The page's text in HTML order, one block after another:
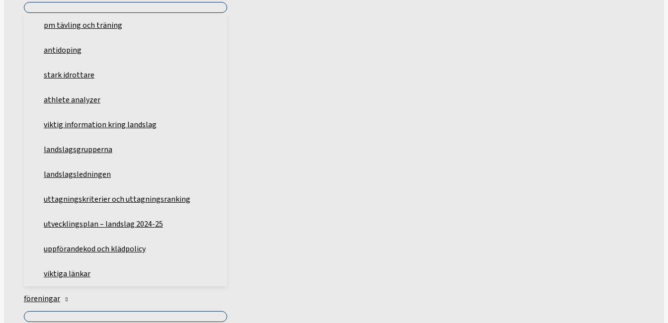
pm tävling och träning
antidoping
stark idrottare
athlete analyzer
viktig information kring landslag
landslagsgrupperna
landslagsledningen
uttagningskriterier och uttagningsranking
utvecklingsplan – landslag 2024-25
uppförandekod och klädpolicy
viktiga länkar
föreningar